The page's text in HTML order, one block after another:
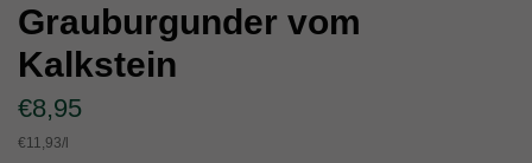
Grauburgunder vom
Kalkstein
Normaler
Preis
€8,95
Einzelpreis
€11,93/